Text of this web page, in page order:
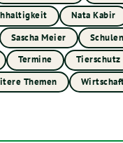
Nata Kabir
Sascha Meier Schulen
Termine Tierschutz
Themen